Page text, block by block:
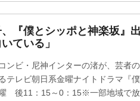
『僕とシッポと神楽坂』
ている」
ンビ・尼神インターの渚が、芸者
テレビ朝日系金曜ナイトドラマ『
後11：15～0：15※一部地域で